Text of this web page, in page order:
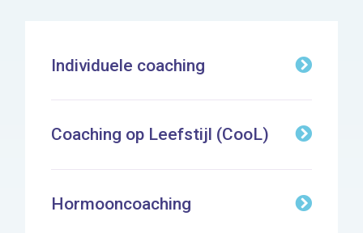
Individuele coaching
Coaching op Leefstijl (CooL)
Hormooncoaching